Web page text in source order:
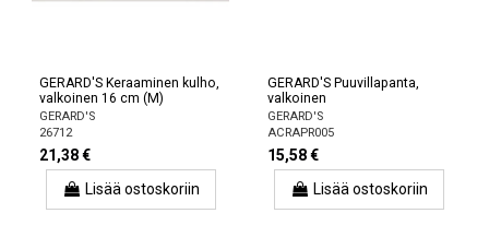
GERARD'S Keraaminen kulho,
valkoinen 16 cm (M)
GERARD'S
26712
21,38 €
Lisää ostoskoriin
GERARD'S Puuvillapanta,
valkoinen
GERARD'S
ACRAPR005
15,58 €
Lisää ostoskoriin